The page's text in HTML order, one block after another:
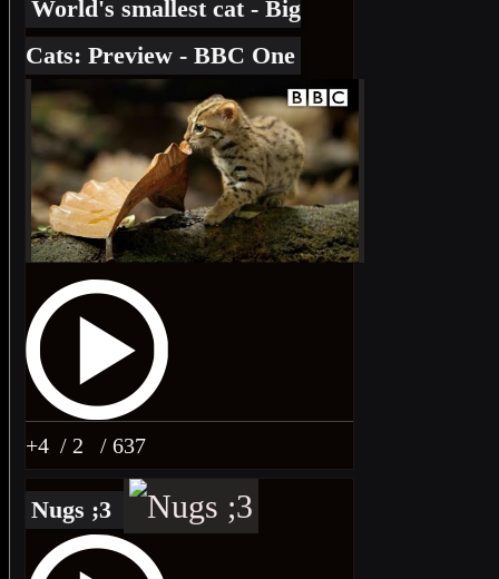
World's smallest cat - Big
Cats: Preview - BBC One
+4 / 2 / 637
Nugs ;3